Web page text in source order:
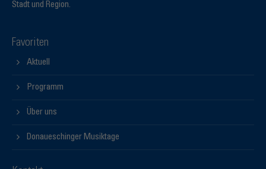
Stadt und Region.
Favoriten
Aktuell
Programm
Über uns
Donaueschinger Musiktage